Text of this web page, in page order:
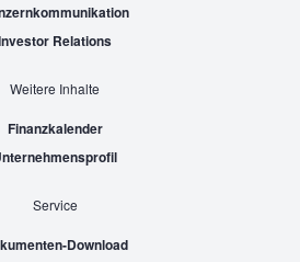
Relations
Weitere Inhalte
Finanzkalender
Service
Download